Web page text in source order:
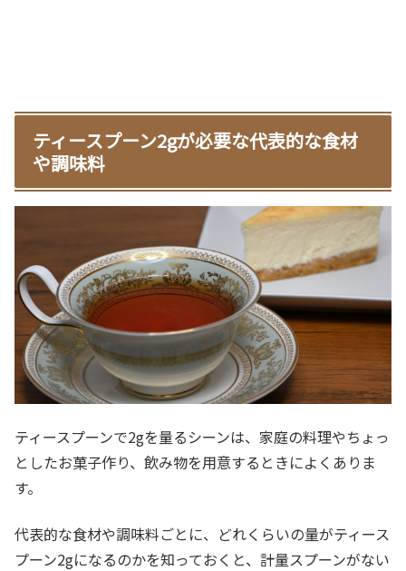
ティースプーン2gが必要な代表的な食材
や調味料
ティースプーンで2gを量るシーンは、家庭の料理やちょっ
としたお菓子作り、飲み物を用意するときによくありま
す。
代表的な食材や調味料ごとに、どれくらいの量がティース
プーン2gになるのかを知っておくと、計量スプーンがない